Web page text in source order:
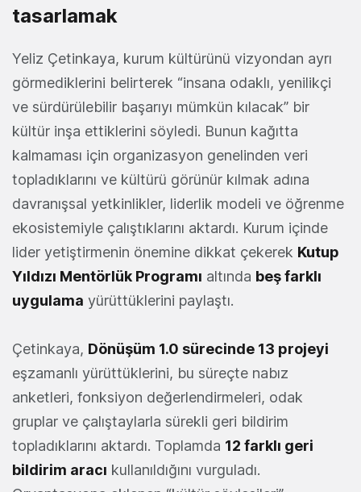
tasarlamak
Yeliz Çetinkaya, kurum kültürünü vizyondan ayrı
görmediklerini belirterek “insana odaklı, yenilikçi
ve sürdürülebilir başarıyı mümkün kılacak” bir
kültür inşa ettiklerini söyledi. Bunun kağıtta
kalmaması için organizasyon genelinden veri
topladıklarını ve kültürü görünür kılmak adına
davranışsal yetkinlikler, liderlik modeli ve öğrenme
ekosistemiyle çalıştıklarını aktardı. Kurum içinde
lider yetiştirmenin önemine dikkat çekerek Kutup
Yıldızı Mentörlük Programı altında beş farklı
uygulama yürüttüklerini paylaştı.
Çetinkaya, Dönüşüm 1.0 sürecinde 13 projeyi
eşzamanlı yürüttüklerini, bu süreçte nabız
anketleri, fonksiyon değerlendirmeleri, odak
gruplar ve çalıştaylarla sürekli geri bildirim
topladıklarını aktardı. Toplamda 12 farklı geri
bildirim aracı kullanıldığını vurguladı.